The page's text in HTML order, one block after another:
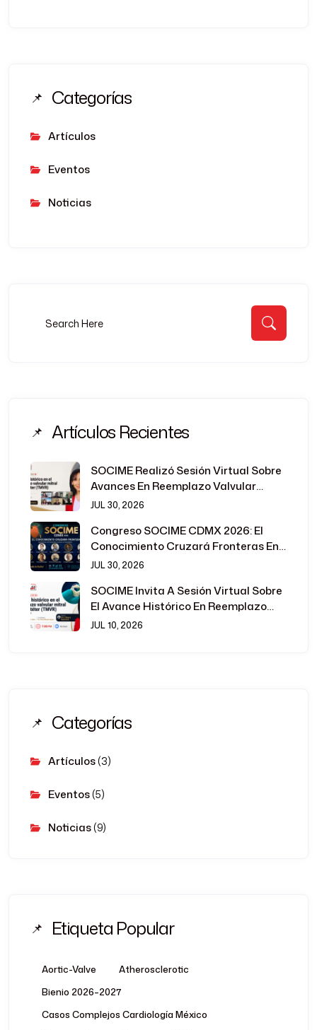
Categorías
Artículos
Eventos
Noticias
Artículos Recientes
SOCIME Realizó Sesión Virtual Sobre
Avances En Reemplazo Valvular
Mitral Transcatéter
JUL 30, 2026
Congreso SOCIME CDMX 2026: El
Conocimiento Cruzará Fronteras En
La Cardiología Intervencionista
JUL 30, 2026
SOCIME Invita A Sesión Virtual Sobre
El Avance Histórico En Reemplazo
Valvular Mitral Transcatéter
JUL 10, 2026
Categorías
Artículos(3)
Eventos(5)
Noticias(9)
Etiqueta Popular
Aortic-Valve
Atherosclerotic
Bienio 2026–2027
Casos Complejos Cardiología México